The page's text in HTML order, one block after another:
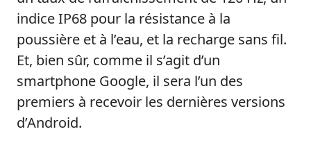
indice IP68 pour la résistance à la
poussière et à l’eau, et la recharge sans fil.
Et, bien sûr, comme il s’agit d’un
smartphone Google, il sera l’un des
premiers à recevoir les dernières versions
d’Android.